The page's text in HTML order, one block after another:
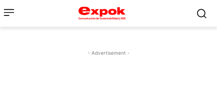
- Advertisement -